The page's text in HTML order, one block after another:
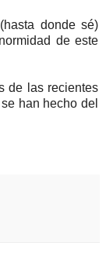
donde sé)
de este
de las recientes
han hecho del